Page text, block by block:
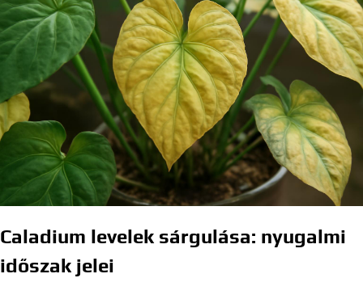
Caladium levelek sárgulása: nyugalmi
időszak jelei